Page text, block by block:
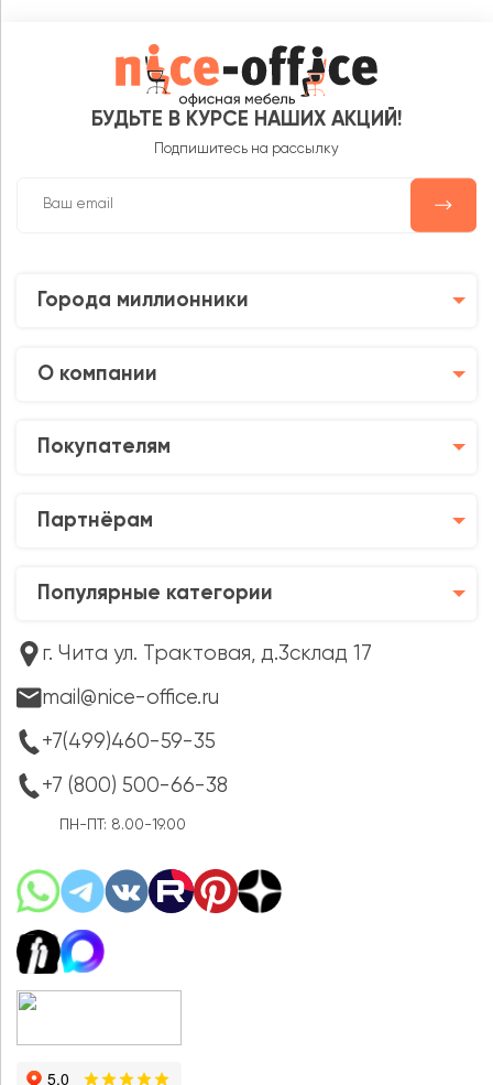
БУДЬТЕ В КУРСЕ НАШИХ АКЦИЙ!
Подпишитесь на рассылку
Города миллионники
О компании
Покупателям
Партнёрам
Популярные категории
г. Чита ул. Трактовая, д.3склад 17
mail@nice-office.ru
+7(499)460-59-35
+7 (800) 500-66-38
ПН-ПТ: 8.00-19.00